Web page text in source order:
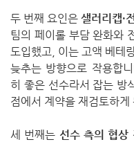
두 번째 요인은샐러리캡·
팀의 페이롤 부담 완화와
도입했고, 이는 고액 베테
늦추는 방향으로 작용합
히 좋은 선수라서 잡는 방
점에서 계약을 재검토하게
세 번째는 선수 측의 협상